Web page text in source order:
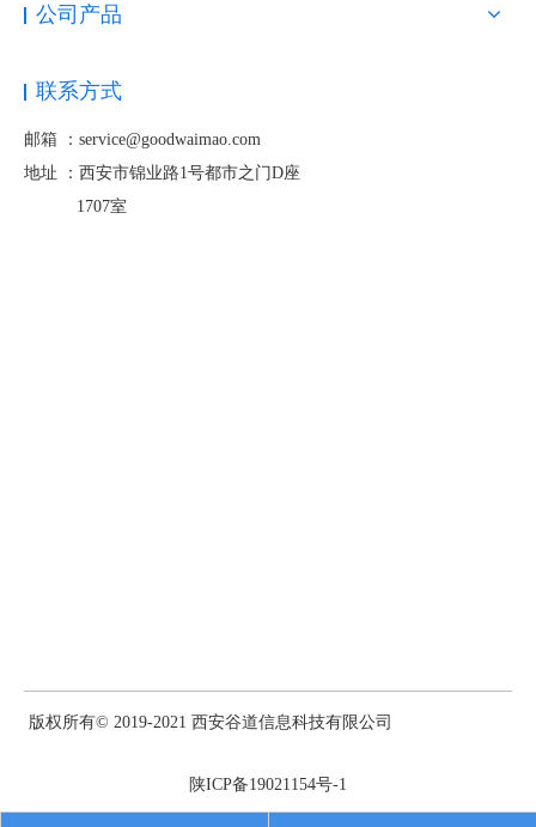
公司产品
联系方式
邮箱 ：service@goodwaimao.com
地址 ： 西安市锦业路1号都市之门D座
1707室
版权所有© 2019-2021 西安谷道信息科技有限公司
陕ICP备19021154号-1